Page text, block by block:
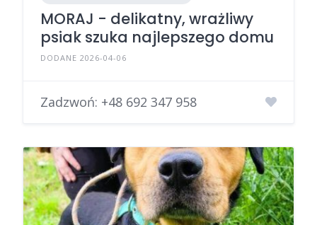
MORAJ - delikatny, wrażliwy
psiak szuka najlepszego domu
DODANE 2026-04-06
Zadzwoń: +48 692 347 958